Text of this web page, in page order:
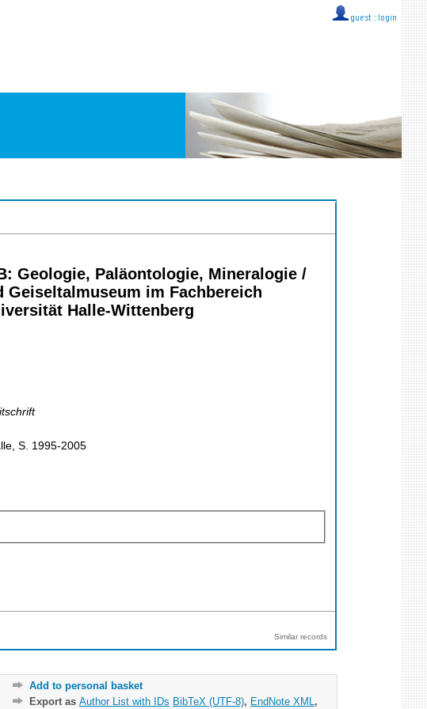
guest :: login
Geologie, Paläontologie, Mineralogie /
im Fachbereich
Halle-Wittenberg
S. 1995-2005
Similar records
Add to personal basket
Export as Author List with IDs BibTeX (UTF-8), EndNote XML ,